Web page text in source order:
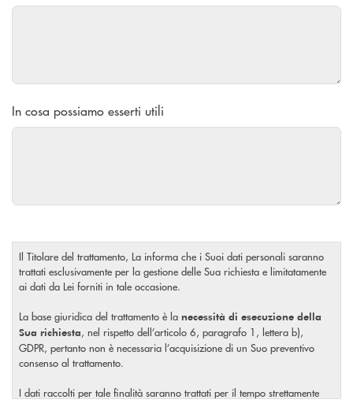
In cosa possiamo esserti utili
Il Titolare del trattamento, La informa che i Suoi dati personali saranno
trattati esclusivamente per la gestione delle Sua richiesta e limitatamente
ai dati da Lei forniti in tale occasione.
La base giuridica del trattamento è la necessità di esecuzione della
Sua richiesta, nel rispetto dell’articolo 6, paragrafo 1, lettera b),
GDPR, pertanto non è necessaria l’acquisizione di un Suo preventivo
consenso al trattamento.
I dati raccolti per tale finalità saranno trattati per il tempo strettamente